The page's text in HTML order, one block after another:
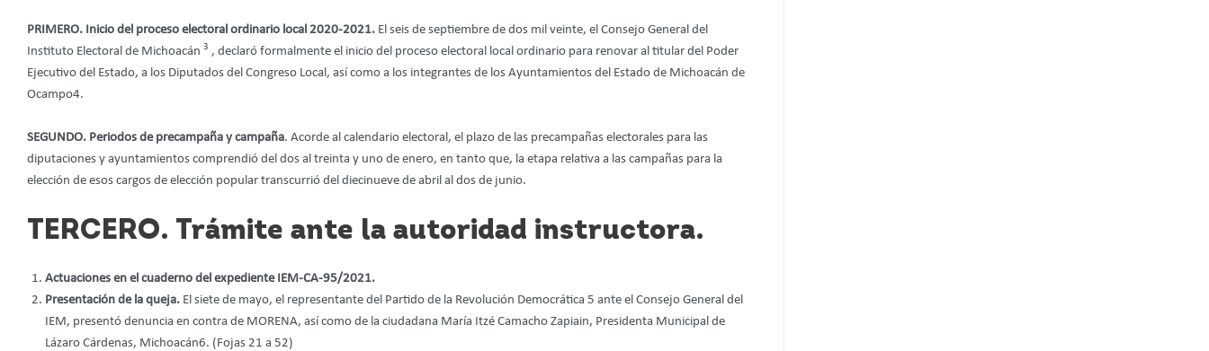
PRIMERO. Inicio del proceso electoral ordinario local 2020-2021. El seis de septiembre de dos mil veinte, el Consejo General del
Instituto Electoral de Michoacán 3 , declaró formalmente el inicio del proceso electoral local ordinario para renovar al titular del Poder
Ejecutivo del Estado, a los Diputados del Congreso Local, así como a los integrantes de los Ayuntamientos del Estado de Michoacán de
Ocampo4.
SEGUNDO. Periodos de precampaña y campaña. Acorde al calendario electoral, el plazo de las precampañas electorales para las
diputaciones y ayuntamientos comprendió del dos al treinta y uno de enero, en tanto que, la etapa relativa a las campañas para la
elección de esos cargos de elección popular transcurrió del diecinueve de abril al dos de junio.
TERCERO. Trámite ante la autoridad instructora.
Actuaciones en el cuaderno del expediente IEM-CA-95/2021.
Presentación de la queja. El siete de mayo, el representante del Partido de la Revolución Democrática 5 ante el Consejo General del
IEM, presentó denuncia en contra de MORENA, así como de la ciudadana María Itzé Camacho Zapiain, Presidenta Municipal de
Lázaro Cárdenas, Michoacán6. (Fojas 21 a 52)